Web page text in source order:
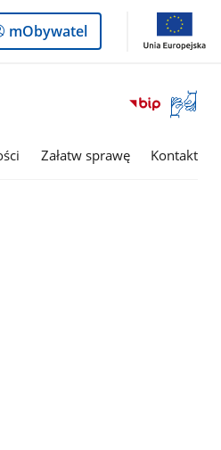
Logowanie
do
mObywatel
Otwórz
okno
Załatw sprawę Kontakt